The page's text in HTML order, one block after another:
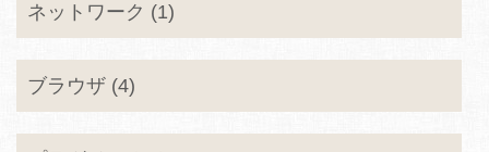
ネットワーク (1)
ブラウザ (4)